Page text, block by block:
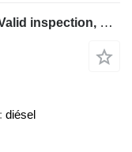
Atlas Copco QES 105 JD S3A ESF Valid inspection, Diesel, 105 k
diésel